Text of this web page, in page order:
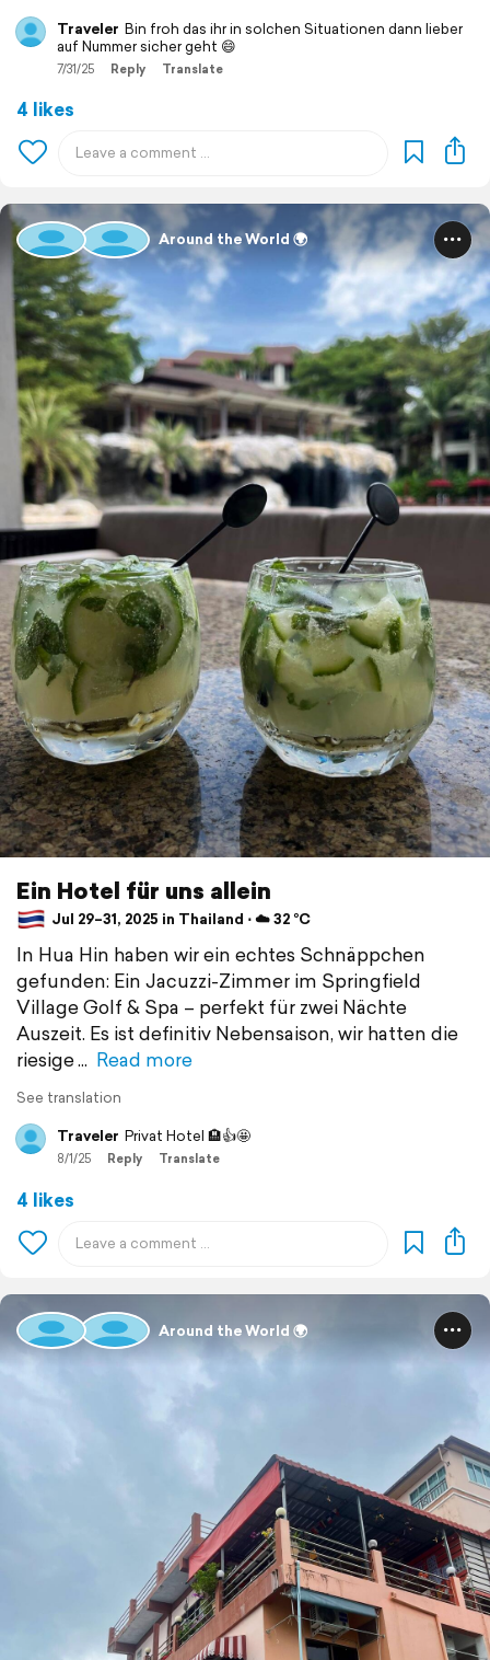
Traveler Bin froh das ihr in solchen Situationen dann lieber
auf Nummer sicher geht 😄
7/31/25 Reply Translate
4 likes
Around the World 🌍
Ein Hotel für uns allein
Jul 29–31, 2025 in Thailand ⋅ ☁️ 32 °C
In Hua Hin haben wir ein echtes Schnäppchen
gefunden: Ein Jacuzzi-Zimmer im Springfield
Village Golf & Spa – perfekt für zwei Nächte
Auszeit. Es ist definitiv Nebensaison, wir hatten die
riesige
Read more
See translation
Traveler Privat Hotel 🏨👍🤩
8/1/25 Reply Translate
4 likes
Around the World 🌍